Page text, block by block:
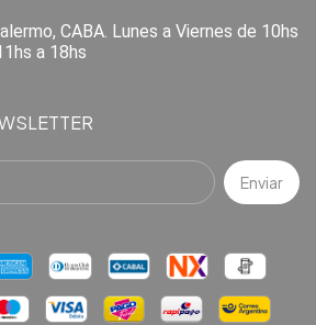
CABA. Lunes a Viernes de 10hs
a 18hs